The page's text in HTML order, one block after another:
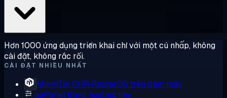
Hơn 1000 ứng dụng triển khai chỉ với một cú nhấp, không
cài đặt, không rắc rối.
CÀI ĐẶT NHIỀU NHẤT
MikroTik CHR RouterOS trên đám mây
aaPanel Bảng hosting nhẹ